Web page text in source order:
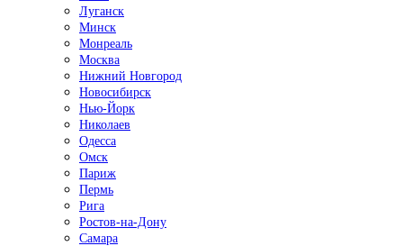
Луганск
Минск
Монреаль
Москва
Нижний Новгород
Новосибирск
Нью-Йорк
Николаев
Одесса
Омск
Париж
Пермь
Рига
Ростов-на-Дону
Самара